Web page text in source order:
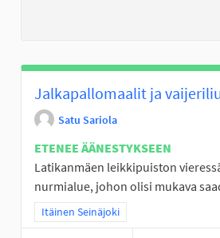
Jalkapallomaalit ja
Satu Sariola
ETENEE ÄÄNESTYKSEEN
Latikanmäen leikkipuiston
nurmialue, johon olisi mukava
Rajaa tulokset teeman mukaan:
Itäinen Seinäjoki